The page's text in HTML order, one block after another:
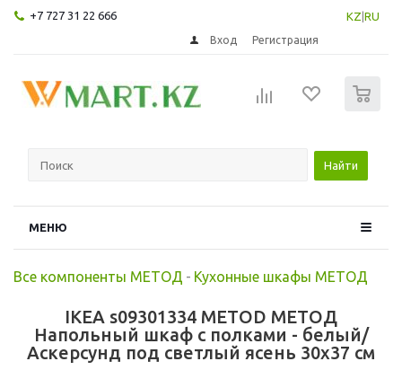
+7 727 31 22 666 KZ RU
Вход Регистрация
Найти
МЕНЮ
Все компоненты МЕТОД - Кухонные шкафы МЕТОД
IKEA s09301334 METOD МЕТОД
Напольный шкаф с полками - белый/
Аскерсунд под светлый ясень 30x37 см